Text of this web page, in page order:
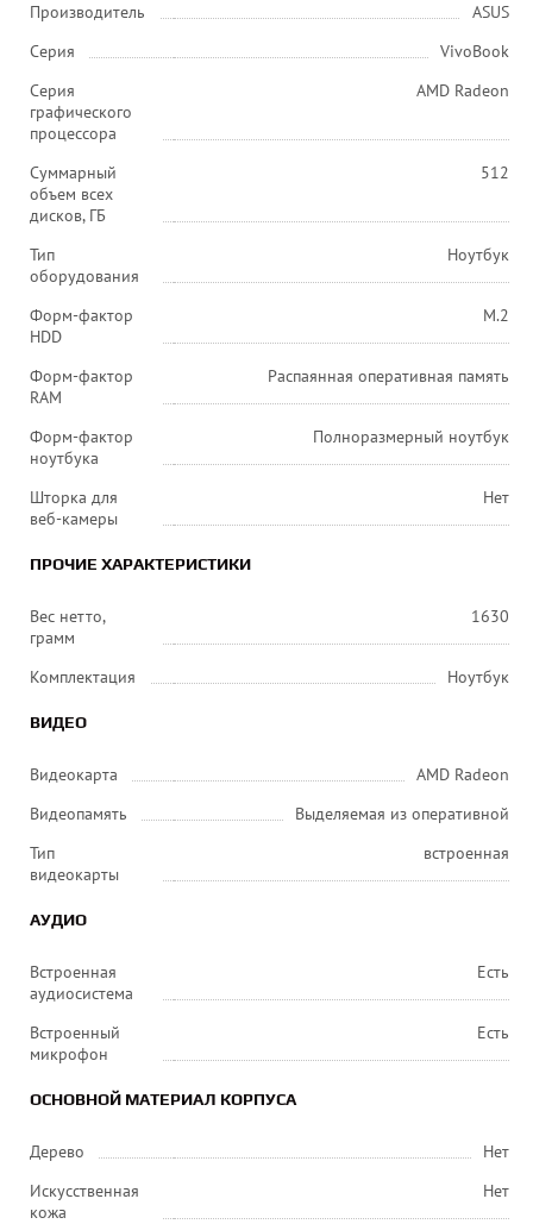
Производитель
ASUS
Серия
VivoBook
Серия
графического
процессора
AMD Radeon
Суммарный
объем всех
дисков, ГБ
512
Тип
оборудования
Ноутбук
Форм-фактор
HDD
M.2
Форм-фактор
RAM
Распаянная оперативная память
Форм-фактор
ноутбука
Полноразмерный ноутбук
Шторка для
веб-камеры
Нет
ПРОЧИЕ ХАРАКТЕРИСТИКИ
Вес нетто,
грамм
1630
Комплектация Ноутбук
ВИДЕО
Видеокарта
AMD Radeon
Видеопамять
Выделяемая из оперативной
Тип
видеокарты
встроенная
АУДИО
Встроенная
аудиосистема
Есть
Встроенный
микрофон
Есть
ОСНОВНОЙ МАТЕРИАЛ КОРПУСА
Дерево
Нет
Искусственная
кожа
Нет